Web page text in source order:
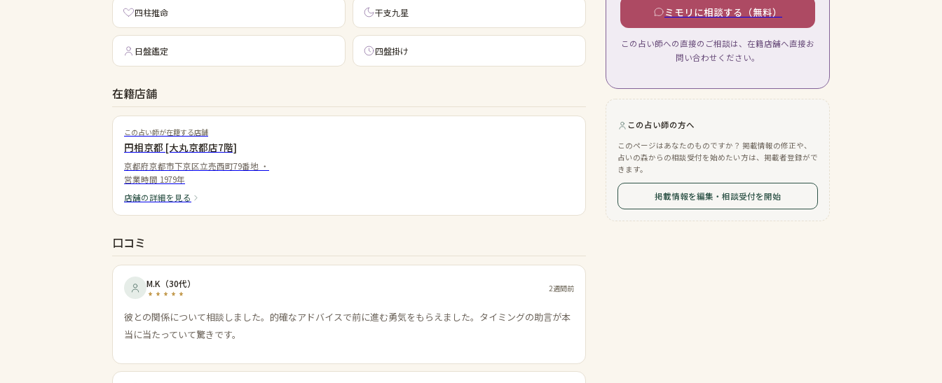
四柱推命 干支九星
日盤鑑定 四盤掛け
在籍店舗
この占い師が在籍する店舗
円相京都 [大丸京都店7階]
京都府京都市下京区立売西町79番地 ・
営業時間 1979年
店舗の詳細を見る
口コミ
M.K （30代） 2週間前
彼との関係について相談しました。的確なアドバイスで前に進む勇気をもらえました。タイミングの助言が本
当に当たっていて驚きです。
ミモリに相談する（無料）
この占い師への直接のご相談は、在籍店舗へ直接お
問い合わせください。
この占い師の方へ
このページはあなたのものですか？ 掲載情報の修正や、
占いの森からの相談受付を始めたい方は、掲載者登録がで
きます。
掲載情報を編集・相談受付を開始